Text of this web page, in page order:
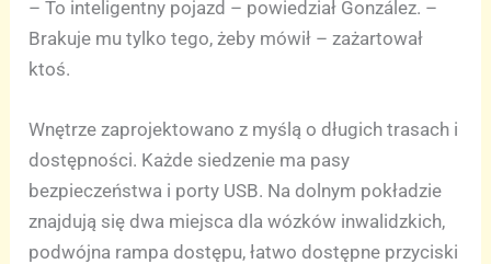
– To inteligentny pojazd – powiedział González. –
Brakuje mu tylko tego, żeby mówił – zażartował
ktoś.
Wnętrze zaprojektowano z myślą o długich trasach i
dostępności. Każde siedzenie ma pasy
bezpieczeństwa i porty USB. Na dolnym pokładzie
znajdują się dwa miejsca dla wózków inwalidzkich,
podwójna rampa dostępu, łatwo dostępne przyciski